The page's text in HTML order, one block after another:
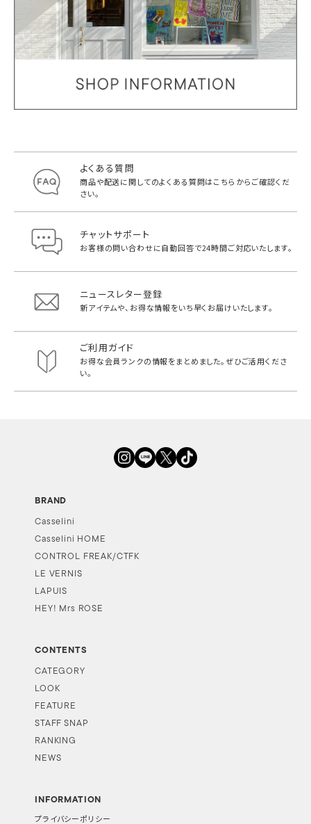
よくある質問
商品や配送に関してのよくある質問はこちらからご確認くだ
さい。
チャットサポート
お客様の問い合わせに自動回答で24時間ご対応いたします。
ニュースレター登録
新アイテムや、お得な情報をいち早く お届けいたします。
ご利用ガイド
お得な会員ランクの情報をまとめました。ぜひご活用くださ
い。
BRAND
Casselini
Casselini HOME
CONTROL FREAK/CTFK
LE VERNIS
LAPUIS
HEY! Mrs ROSE
CONTENTS
CATEGORY
LOOK
FEATURE
STAFF SNAP
RANKING
NEWS
INFORMATION
プライバシーポリシー